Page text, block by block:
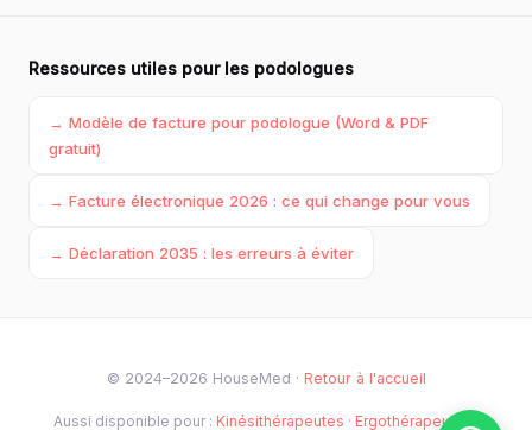
Ressources utiles pour les podologues
→ Modèle de facture pour podologue (Word & PDF
gratuit)
→ Facture électronique 2026 : ce qui change pour vous
→ Déclaration 2035 : les erreurs à éviter
© 2024–2026 HouseMed · Retour à l'accueil
Aussi disponible pour : Kinésithérapeutes · Ergothérapeutes